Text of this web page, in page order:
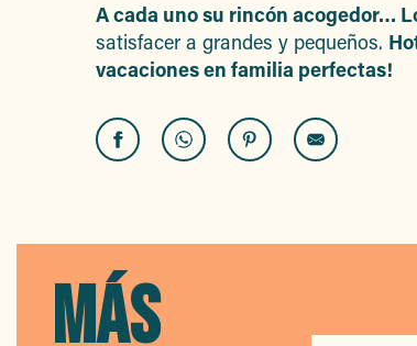
A cada uno su rincón acogedor…
satisfacer a grandes y pequeños.
vacaciones en familia perfectas!
Hôtel Le Petit Prince
Résidence Les Tourelles
Le Clos Mireille La Mer
MÁS